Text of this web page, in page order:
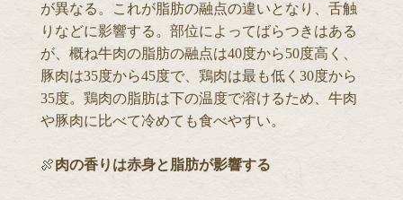
が異なる。これが脂肪の融点の違いとなり、舌触
りなどに影響する。部位によってばらつきはある
が、概ね牛肉の脂肪の融点は40度から50度高く、
豚肉は35度から45度で、鶏肉は最も低く30度から
35度。鶏肉の脂肪は下の温度で溶けるため、牛肉
や豚肉に比べて冷めても食べやすい。
🍖肉の香りは赤身と脂肪が影響する